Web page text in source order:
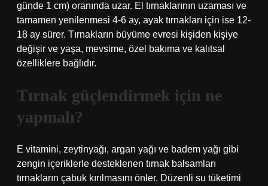
günde 1 cm) oranında uzar. El tırnaklarının uzaması ve
tamamen yenilenmesi 4-6 ay, ayak tırnakları için ise 12-
18 ay sürer. Tırnakların büyüme evresi kişiden kişiye
değişir ve yaşa, mevsime, özel bakıma ve kalıtsal
özelliklere bağlıdır.
Tırnak güçlendirmek için ne
yapmalı?
E vitamini, zeytinyağı, argan yağı ve badem yağı gibi
zengin içeriklerle desteklenen tırnak balsamları
tırnakların çabuk kırılmasını önler. Düzenli su tüketimi